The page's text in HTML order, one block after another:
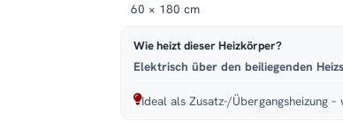
60 × 180 cm
Wie heizt dieser Heizkörper?
Elektrisch über den beiliegenden
Ideal als Zusatz-/Übergangsheizung